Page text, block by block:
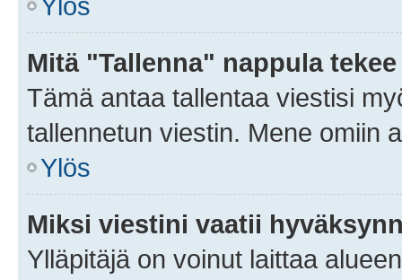
Mitä "Tallenna" nappula
Tämä antaa tallentaa viestisi
tallennetun viestin. Mene omiin
Ylös
Miksi viestini vaatii
Ylläpitäjä on voinut laittaa